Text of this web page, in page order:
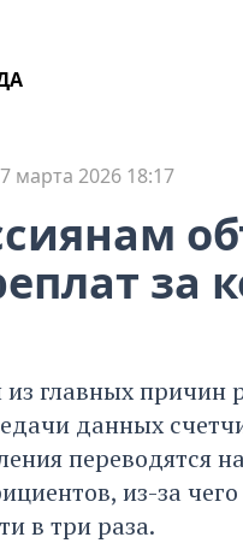
марта 2026 18:17
за
главных причин
данных
переводятся
из-за
в три раза.